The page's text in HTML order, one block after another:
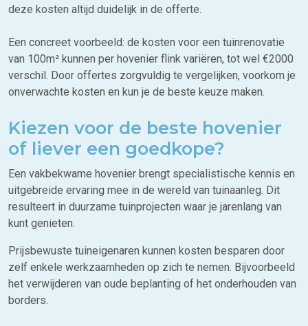
deze kosten altijd duidelijk in de offerte.
Een concreet voorbeeld: de kosten voor een tuinrenovatie
van 100m² kunnen per hovenier flink variëren, tot wel €2000
verschil. Door offertes zorgvuldig te vergelijken, voorkom je
onverwachte kosten en kun je de beste keuze maken.
Kiezen voor de beste hovenier
of liever een goedkope?
Een vakbekwame hovenier brengt specialistische kennis en
uitgebreide ervaring mee in de wereld van tuinaanleg. Dit
resulteert in duurzame tuinprojecten waar je jarenlang van
kunt genieten.
Prijsbewuste tuineigenaren kunnen kosten besparen door
zelf enkele werkzaamheden op zich te nemen. Bijvoorbeeld
het verwijderen van oude beplanting of het onderhouden van
borders.